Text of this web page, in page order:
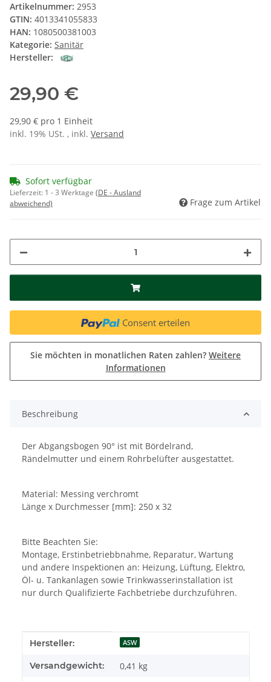
Artikelnummer: 2953
GTIN: 4013341055833
HAN: 1080500381003
Kategorie: Sanitär
Hersteller:
29,90 €
29,90 € pro 1 Einheit
inkl. 19% USt. , inkl. Versand
Sofort verfügbar
Lieferzeit: 1 - 3 Werktage (DE - Ausland
abweichend)
Frage zum Artikel
Consent erteilen
Sie möchten in monatlichen Raten zahlen? Weitere
Informationen
Beschreibung
Der Abgangsbogen 90° ist mit Bördelrand,
Rändelmutter und einem Rohrbelüfter ausgestattet.
Material: Messing verchromt
Länge x Durchmesser [mm]: 250 x 32
Bitte Beachten Sie:
Montage, Erstinbetriebbnahme, Reparatur, Wartung
und andere Inspektionen an: Heizung, Lüftung, Elektro,
Öl- u. Tankanlagen sowie Trinkwasserinstallation ist
nur durch Qualifizierte Fachbetriebe durchzuführen.
Produkteigenschaft
Wert
Hersteller: ASW
Versandgewicht: 0,41 kg